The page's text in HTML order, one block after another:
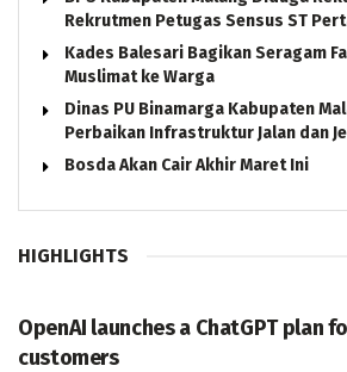
Rekrutmen Petugas Sensus ST
Kades Balesari Bagikan Seragam
Muslimat ke Warga
Dinas PU Binamarga Kabupaten
Perbaikan Infrastruktur Jalan dan
Bosda Akan Cair Akhir Maret Ini
HIGHLIGHTS
OpenAI launches a ChatGPT plan
customers